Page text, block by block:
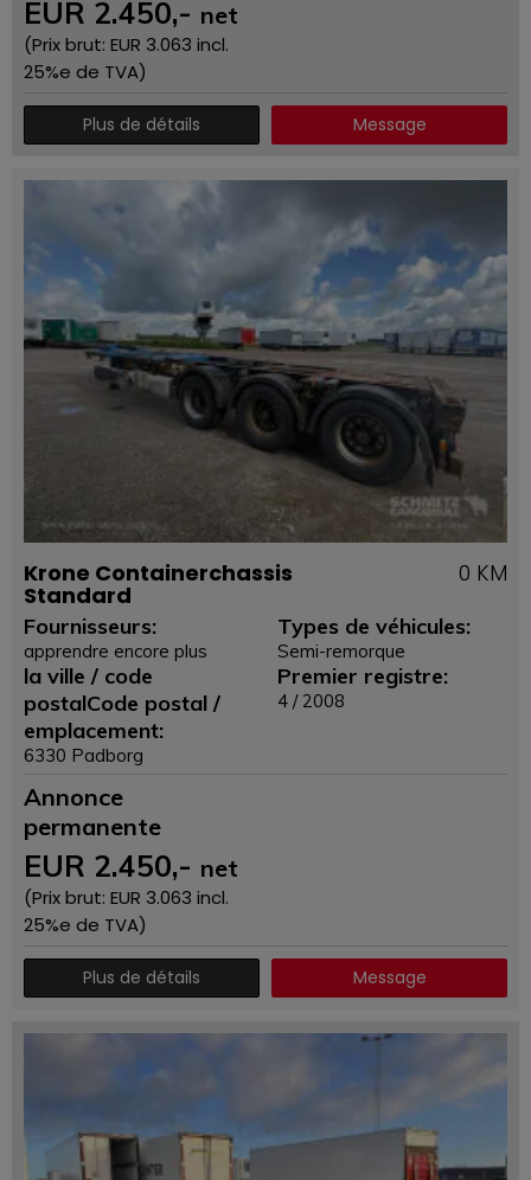
EUR 2.450,- net
(Prix ​​brut: EUR 3.063 incl.
25%e de TVA)
Plus de détails Message
Krone Containerchassis
Standard
0 KM
Fournisseurs:
apprendre encore plus
la ville / code
postalCode postal /
emplacement:
6330 Padborg
Types de véhicules:
Semi-remorque
Premier registre:
4 / 2008
Annonce
permanente
EUR 2.450,- net
(Prix ​​brut: EUR 3.063 incl.
25%e de TVA)
Plus de détails Message